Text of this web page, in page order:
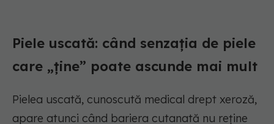
Piele uscată: când senzația de piele
care „ține” poate ascunde mai mult
Pielea uscată, cunoscută medical drept xeroză,
apare atunci când bariera cutanată nu reține